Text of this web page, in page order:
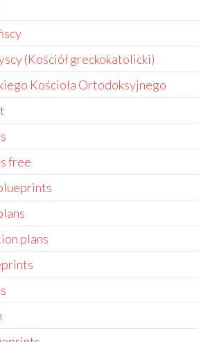
(Kościół greckokatolicki)
Kościoła Ortodoksyjnego
free
plans